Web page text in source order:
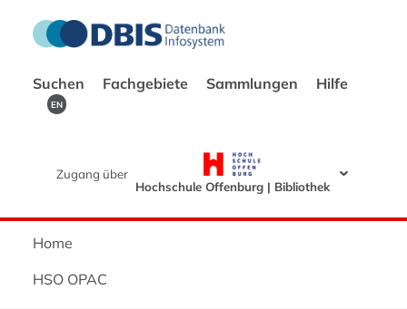
Suchen Fachgebiete Sammlungen Hilfe
EN
Zugang über
Hochschule Offenburg | Bibliothek
Home
HSO OPAC